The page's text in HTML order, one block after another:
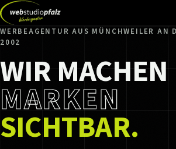
WERBEAGENTUR AUS MÜNCHWEILER AN
2002
WIR MACHEN
MARKEN
SICHTBAR.